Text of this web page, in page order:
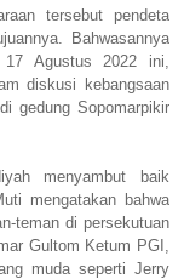
tersebut pendeta
Bahwasannya
Agustus 2022 ini,
diskusi kebangsaan
gedung Sopomarpikir
menyambut baik
mengatakan bahwa
teman di persekutuan
Gultom Ketum PGI,
muda seperti Jerry